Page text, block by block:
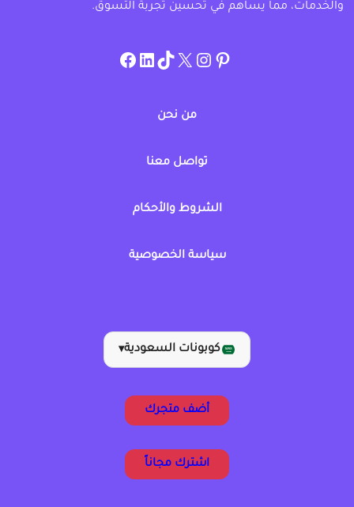
والخدمات، مما يساهم في تحسين تجربة التسوق.
pinterest
allcouponat
twitter
TikTok
linkedin
facebook
من نحن
تواصل معنا
الشروط والأحكام
سياسة الخصوصية
كوبونات السعودية▾
أضف متجرك
اشترك مجاناً